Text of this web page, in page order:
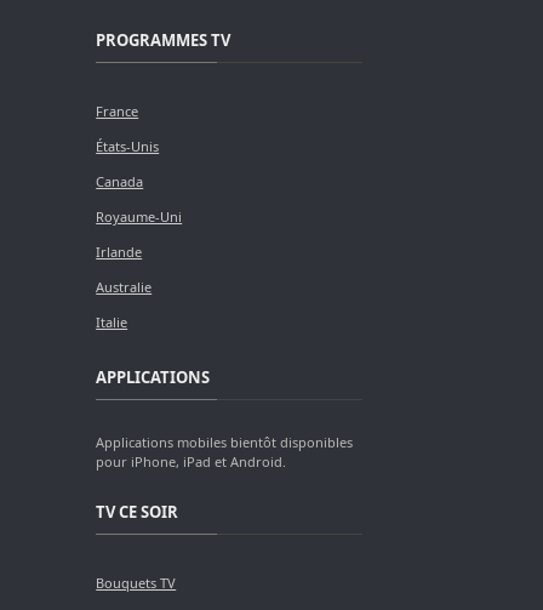
PROGRAMMES TV
France
États-Unis
Canada
Royaume-Uni
Irlande
Australie
Italie
APPLICATIONS
Applications mobiles bientôt disponibles
pour iPhone, iPad et Android.
TV CE SOIR
Bouquets TV